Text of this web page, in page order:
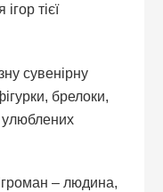
тієї
сувенірну
брелоки,
улюблених
Ігроман – людина,